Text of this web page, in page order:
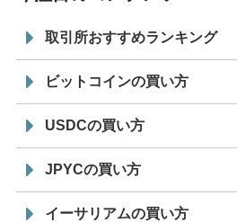
取引所おすすめランキング
ビットコインの買い方
USDCの買い方
JPYCの買い方
イーサリアムの買い方